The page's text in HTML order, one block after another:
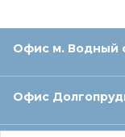
Офис м. Водный
Офис